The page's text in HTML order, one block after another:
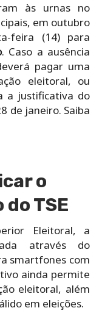
às urnas no
em outubro
feira (14) para
. Caso a ausência
pagar uma
eleitoral, ou
a justificativa do
de janeiro. Saiba
o
TSE
Eleitoral, a
através do
smartfones com
ainda permite
eleitoral, além
em eleições.